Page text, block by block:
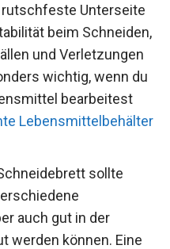
rutschfeste Unterseite
beim Schneiden,
und Verletzungen
wichtig, wenn du
bearbeitest
Lebensmittelbehälter
sollte
auch gut in der
werden können. Eine